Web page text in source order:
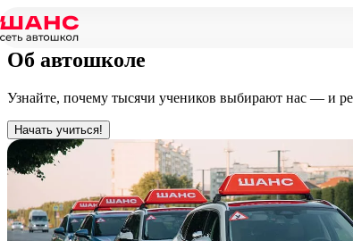
Главная/Об автошколе
Об автошколе
Узнайте, почему тысячи учеников выбирают нас — и
Начать учиться!